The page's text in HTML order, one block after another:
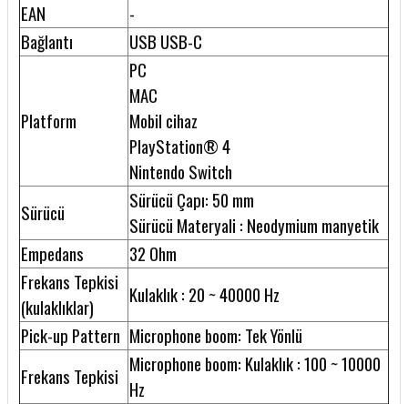
EAN
-
Bağlantı
USB USB-C
Platform
PC
MAC
Mobil cihaz
PlayStation® 4
Nintendo Switch
Sürücü
Sürücü Çapı: 50 mm
Sürücü Materyali : Neodymium manyetik
Empedans
32 Ohm
Frekans Tepkisi
(kulaklıklar)
Kulaklık : 20 ~ 40000 Hz
Pick-up Pattern Microphone boom: Tek Yönlü
Frekans Tepkisi
Microphone boom: Kulaklık : 100 ~ 10000
Hz